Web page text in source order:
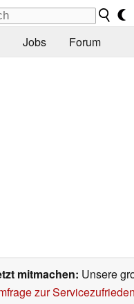
Jobs Forum
mitmachen: Unsere
zur